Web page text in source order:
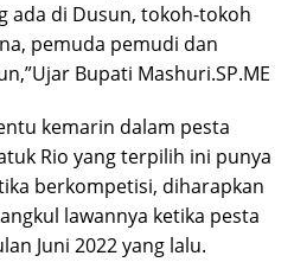
ada di Dusun, tokoh-tokoh
pemuda pemudi dan
Bupati Mashuri.SP.ME
kemarin dalam pesta
Rio yang terpilih ini punya
berkompetisi, diharapkan
lawannya ketika pesta
Juni 2022 yang lalu.